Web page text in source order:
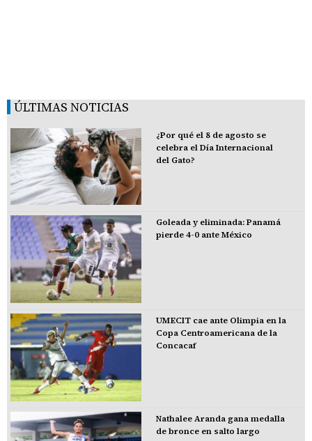
ÚLTIMAS NOTICIAS
¿Por qué el 8 de agosto se
celebra el Día Internacional
del Gato?
Goleada y eliminada: Panamá
pierde 4-0 ante México
UMECIT cae ante Olimpia en la
Copa Centroamericana de la
Concacaf
Nathalee Aranda gana medalla
de bronce en salto largo